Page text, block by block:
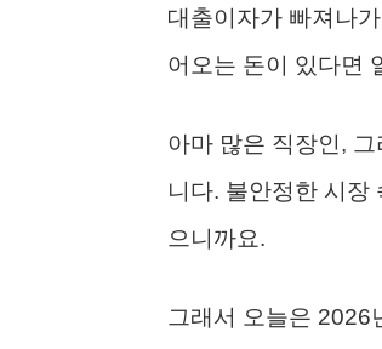
대출이자가 빠져나
어오는 돈이 있다면
아마 많은 직장인,
니다. 불안정한 시장
으니까요.
그래서 오늘은 2026